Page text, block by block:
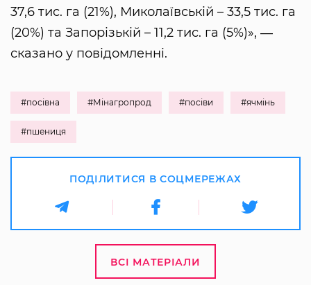
37,6 тис. га (21%), Миколаївській – 33,5 тис. га
(20%) та Запорізькій – 11,2 тис. га (5%)», ―
сказано у повідомленні.
#посівна #Мінагропрод #посіви #ячмінь
#пшениця
ПОДІЛИТИСЯ В СОЦМЕРЕЖАХ
ВСІ МАТЕРІАЛИ